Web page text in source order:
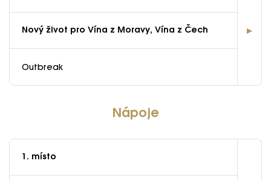
Nový život pro Vína z Moravy, Vína z Čech
Outbreak
Nápoje
1. místo